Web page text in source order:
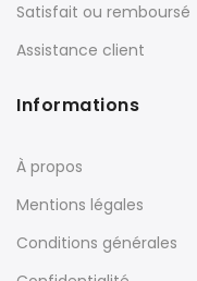
Satisfait ou remboursé
Assistance client
Informations
À propos
Mentions légales
Conditions générales